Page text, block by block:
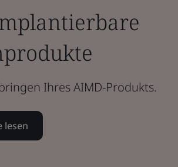
Ihres AIMD-Produkts.
lesen